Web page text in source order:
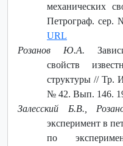
механических
Петрограф. сер.
URL
Розанов Ю.А.
свойств
структуры // Тр.
№ 42. Вып. 146.
Залесский Б.В.,
эксперимент в
по